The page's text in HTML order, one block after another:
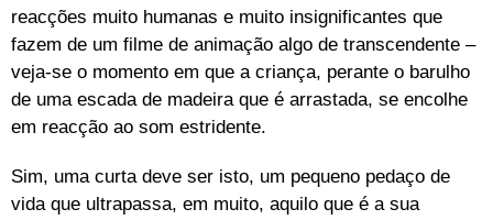
reacções muito humanas e muito insignificantes que
fazem de um filme de animação algo de transcendente –
veja-se o momento em que a criança, perante o barulho
de uma escada de madeira que é arrastada, se encolhe
em reacção ao som estridente.
Sim, uma curta deve ser isto, um pequeno pedaço de
vida que ultrapassa, em muito, aquilo que é a sua